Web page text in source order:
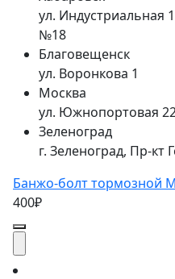
ул. Индустриальная
№18
Благовещенск
ул. Воронкова 1
Москва
ул. Южнопортовая
Зеленоград
г. Зеленоград, Пр-кт
Банжо-болт тормозной
400₽